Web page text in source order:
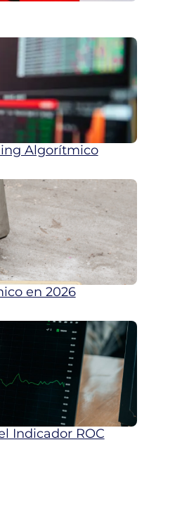
Algorítmico
en 2026
Indicador ROC